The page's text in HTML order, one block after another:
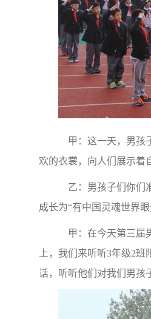
甲：这一天，男孩
欢的衣裳，向人们展示着
乙：男孩子们你们
成长为“有中国灵魂世界眼
甲：在今天第三届
上，我们来听听3年级2
话，听听他们对我们男孩